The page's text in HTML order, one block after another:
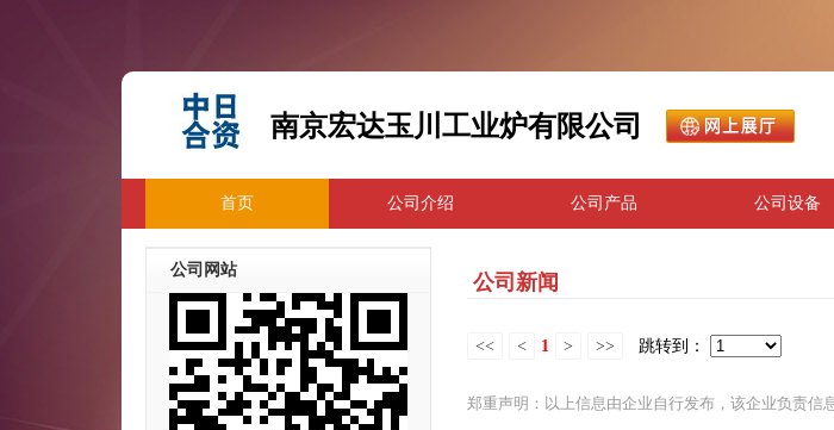
南京宏达玉川工业炉有限公司
首页 公司介绍 公司产品 公司设备
公司网站
公司新闻
<< < 1 > >> 跳转到：
郑重声明：以上信息由企业自行发布，该企业负责信